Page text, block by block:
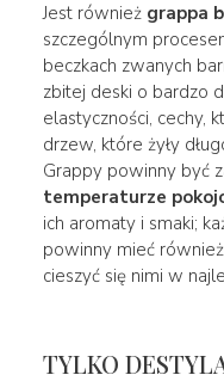
Jest również grappa
szczególnym
beczkach zwanych
zbitej deski o bardzo
elastyczności, cechy,
drzew, które żyły
Grappy powinny być
temperaturze
ich aromaty i smaki;
powinny mieć również
cieszyć się nimi w
TYLKO